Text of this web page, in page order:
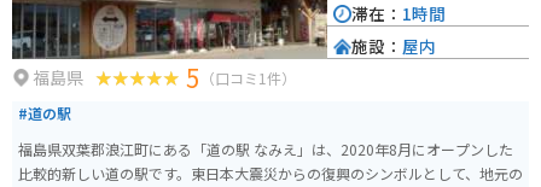
福島県 5 （口コミ1件）
#道の駅
福島県双葉郡浪江町にある「道の駅 なみえ」は、2020年8月にオープンした
比較的新しい道の駅です。東日本大震災からの復興のシンボルとして、地元の
滞在： 1時間
施設： 屋内